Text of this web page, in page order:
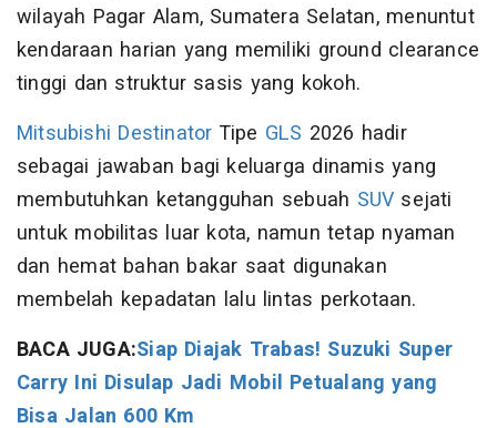
wilayah Pagar Alam, Sumatera Selatan, menuntut
kendaraan harian yang memiliki ground clearance
tinggi dan struktur sasis yang kokoh.
Mitsubishi Destinator Tipe GLS 2026 hadir
sebagai jawaban bagi keluarga dinamis yang
membutuhkan ketangguhan sebuah SUV sejati
untuk mobilitas luar kota, namun tetap nyaman
dan hemat bahan bakar saat digunakan
membelah kepadatan lalu lintas perkotaan.
BACA JUGA:Siap Diajak Trabas! Suzuki Super
Carry Ini Disulap Jadi Mobil Petualang yang
Bisa Jalan 600 Km